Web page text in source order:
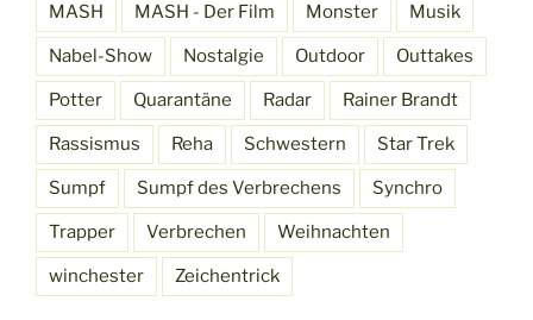
MASH MASH - Der Film Monster Musik
Nabel-Show Nostalgie Outdoor Outtakes
Potter Quarantäne Radar Rainer Brandt
Rassismus Reha Schwestern Star Trek
Sumpf Sumpf des Verbrechens Synchro
Trapper Verbrechen Weihnachten
winchester Zeichentrick